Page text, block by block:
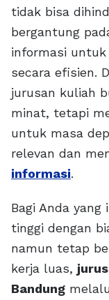
tidak bisa
bergantung
informasi untuk
secara efisien.
jurusan kuliah
minat, tetapi
untuk masa
relevan dan
informasi.
Bagi Anda
tinggi dengan
namun tetap
kerja luas,
Bandung